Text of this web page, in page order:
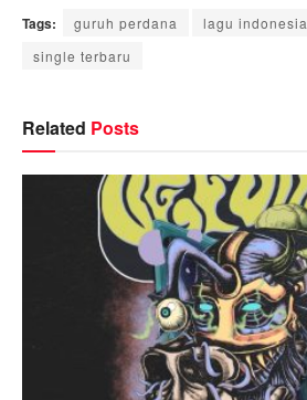
Tags: guruh perdana lagu indonesia
single terbaru
Related Posts